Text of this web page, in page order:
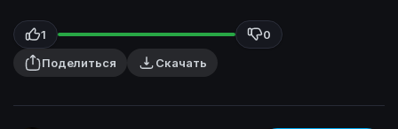
1
0
Поделиться
Скачать